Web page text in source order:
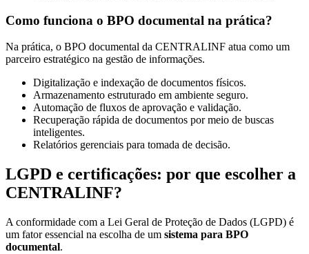
Como funciona o BPO documental na prática?
Na prática, o BPO documental da CENTRALINF atua como um
parceiro estratégico na gestão de informações.
Digitalização e indexação de documentos físicos.
Armazenamento estruturado em ambiente seguro.
Automação de fluxos de aprovação e validação.
Recuperação rápida de documentos por meio de buscas
inteligentes.
Relatórios gerenciais para tomada de decisão.
LGPD e certificações: por que escolher a
CENTRALINF?
A conformidade com a Lei Geral de Proteção de Dados (LGPD) é
um fator essencial na escolha de um sistema para BPO
documental.